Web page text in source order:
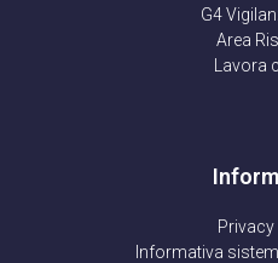
G4
Area
Lavora
Informativa